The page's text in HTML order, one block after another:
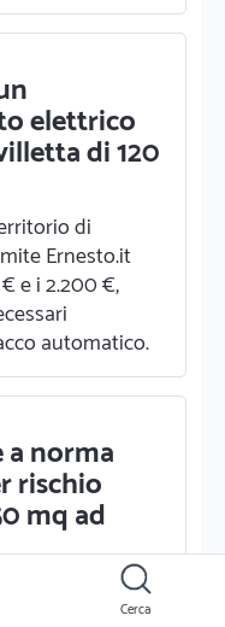
elettrico
di 120
di
Ernesto.it
e i 2.200 €,
automatico.
norma
rischio
mq ad
Avellino
tra i 1.500 € e i
Cerca